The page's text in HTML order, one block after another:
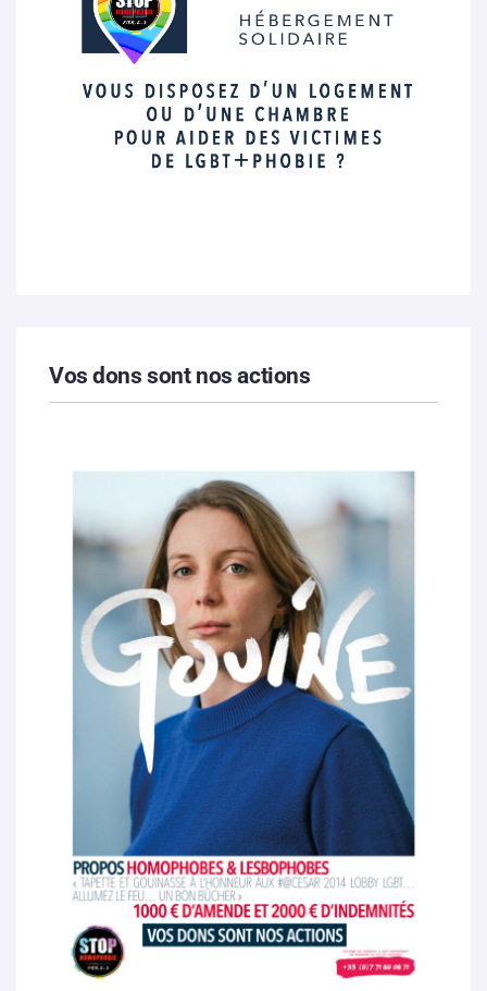
Vos dons sont nos actions